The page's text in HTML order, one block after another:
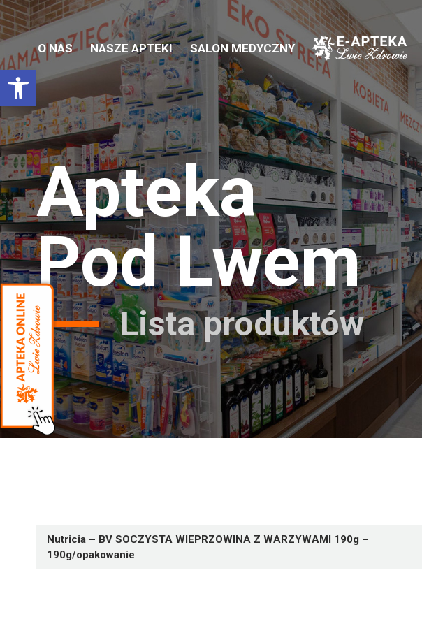
Otwórz pasek narzędzi
O NAS NASZE APTEKI SALON MEDYCZNY
Apteka
Pod Lwem
Lista produktów
Nutricia – BV SOCZYSTA WIEPRZOWINA Z WARZYWAMI 190g –
190g/opakowanie